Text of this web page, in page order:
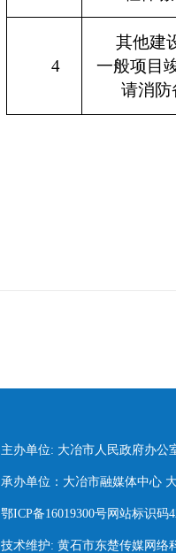
4
其他建
一般项目
请消防
主办单位: 大冶市人民政府办公
承办单位：大冶市融媒体中心
鄂ICP备16019300号网站标识码
技术维护: 黄石市东楚传媒网络